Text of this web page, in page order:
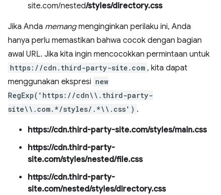
site.com/nested/styles/directory.css
Jika Anda memangmenginginkan perilaku ini, Anda
hanya perlu memastikan bahwa cocok dengan bagian
awal URL. Jika kita ingin mencocokkan permintaan untuk
https://cdn.third-party-site.com , kita dapat
menggunakan ekspresi new
RegExp('https://cdn\\.third-party-
site\\.com.*/styles/.*\\.css') .
https://cdn.third-party-site.com/styles/main.css
https://cdn.third-party-
site.com/styles/nested/file.css
https://cdn.third-party-
site.com/nested/styles/directory.css